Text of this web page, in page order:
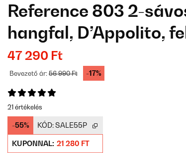
Reference 803 2-
hangfal, D’Appolito,
47 290 Ft
Bevezető ár:56 990 Ft -17%
21 értékelés
-55% KÓD:SALE55P
KUPONNAL: 21 280 FT